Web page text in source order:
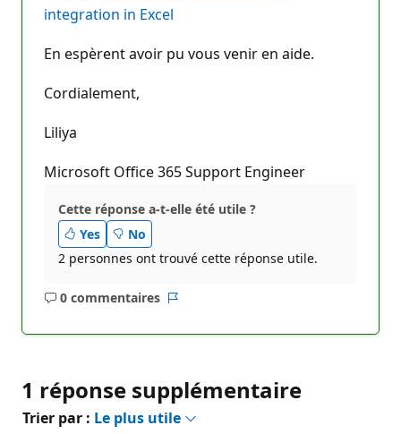
integration in Excel
En espèrent avoir pu vous venir en aide.
Cordialement,
Liliya
Microsoft Office 365 Support Engineer
Cette réponse a-t-elle été utile ?
Yes
No
2 personnes ont trouvé cette réponse utile.
0 commentaires
Aucun
1 réponse supplémentaire
Trier par : Le plus utile